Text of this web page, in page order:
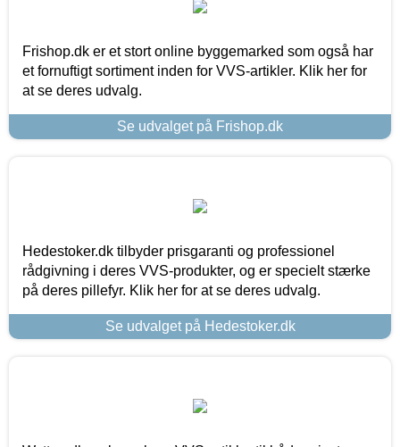
Frishop.dk er et stort online byggemarked som også har
et fornuftigt sortiment inden for VVS-artikler. Klik her for
at se deres udvalg.
Se udvalget på Frishop.dk
Hedestoker.dk tilbyder prisgaranti og professionel
rådgivning i deres VVS-produkter, og er specielt stærke
på deres pillefyr. Klik her for at se deres udvalg.
Se udvalget på Hedestoker.dk